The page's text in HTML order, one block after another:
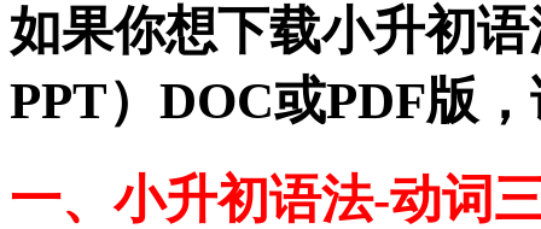
如果你想下载小升初
PPT）DOC或PDF版
一、小升初语法-动词